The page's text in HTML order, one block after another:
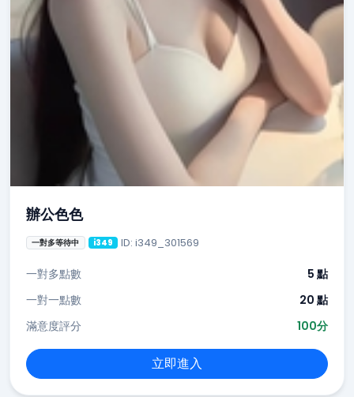
辦公色色
一對多等待中 i349 ID: i349_301569
一對多點數
5 點
一對一點數
20 點
滿意度評分
100分
立即進入